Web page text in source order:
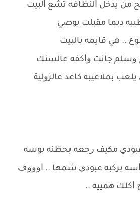
ﻣﻦ ﻳﺪﺧﻞ ﺍﻟﻨﻈﺎﻓﻪ ﺗﺸﻊ ﺍﻟﺒﻴﺖ
ﺩﻳﻤﺎ ﻣﻘﺒﻠﺖ ﻳﻮﺻﻲ
.. ﻫﻲ ﻗﺎﻳﻤﻪ ﺑﺎﻟﺒﻴﺖ
ﺟﺎﻧﺖ ﻭﺍﻛﻔﻪ ﻋﺎﻟﺴﻨﻚ
ﺑﻤﻼﻋﻴﺒﻪ ﻛﺎﻋﺪ ﻋﺎﻟﺰﻭﻟﻴﺔ
ﻣﻜﻴﻒ ﺭﺟﻌﻪ ﺑﺤﻈﻨﻪ ﺑﻮﺳﻪ
ﺑﺮﻛﺒﻪ ﻋﺒﻮﺩﻱ ﺷﻤﻬﺎ .. ﺍﻭﻭﻭﻑ
ﺍﻛﻠﻚ ﻫﻤﻴﻴﻪ ..